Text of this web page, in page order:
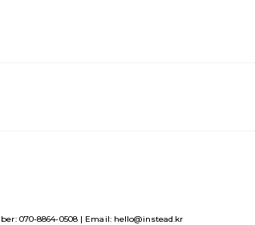
070-8864-0508 | Email: hello@instead.kr